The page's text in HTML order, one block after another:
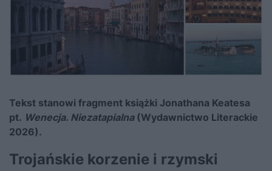
Tekst stanowi fragment książki Jonathana Keatesa
pt. Wenecja. Niezatapialna(Wydawnictwo Literackie
2026).
Trojańskie korzenie i rzymski